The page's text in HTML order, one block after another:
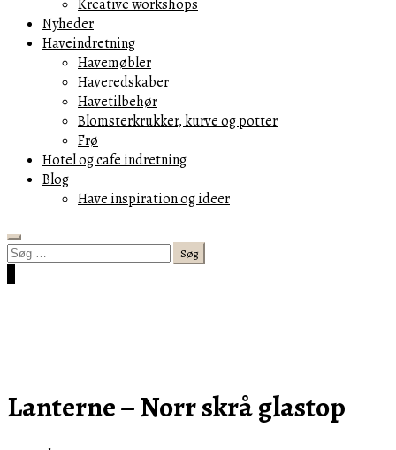
Kreative workshops
Nyheder
Haveindretning
Havemøbler
Haveredskaber
Havetilbehør
Blomsterkrukker, kurve og potter
Frø
Hotel og cafe indretning
Blog
Have inspiration og ideer
Search
Søg
efter:
Lanterne – Norr skrå glastop